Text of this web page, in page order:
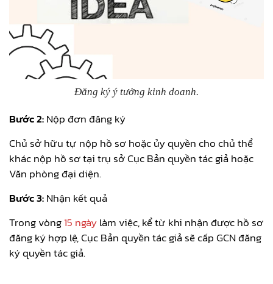
Đăng ký ý tưởng kinh doanh.
Bước 2:Nộp đơn đăng ký
Chủ sở hữu tự nộp hồ sơ hoặc ủy quyền cho chủ thể
khác nộp hồ sơ tại trụ sở Cục Bản quyền tác giả hoặc
Văn phòng đại diện.
Bước 3:Nhận kết quả
Trong vòng15 ngàylàm việc, kể từ khi nhận được hồ sơ
đăng ký hợp lệ, Cục Bản quyền tác giả sẽ cấp GCN đăng
ký quyền tác giả.